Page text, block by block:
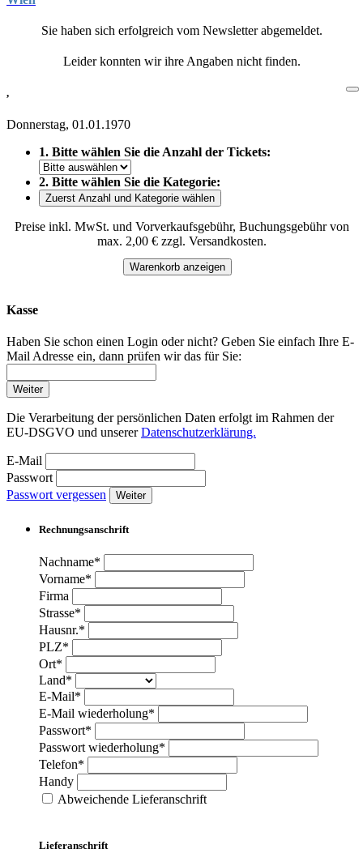
Sie haben sich erfolgreich vom Newsletter abgemeldet.
Leider konnten wir ihre Angaben nicht finden.
,
Donnerstag, 01.01.1970
1. Bitte wählen Sie die Anzahl der Tickets:
2. Bitte wählen Sie die Kategorie:
Zuerst Anzahl und Kategorie wählen
Preise inkl. MwSt. und Vorverkaufsgebühr, Buchungsgebühr von
max. 2,00 € zzgl. Versandkosten.
Warenkorb anzeigen
Kasse
Haben Sie schon einen Login oder nicht? Geben Sie einfach Ihre E-
Mail Adresse ein, dann prüfen wir das für Sie:
Weiter
Die Verarbeitung der persönlichen Daten erfolgt im Rahmen der
EU-DSGVO und unsererDatenschutzerklärung.
E-Mail
Passwort
Passwort vergessen
Weiter
Rechnungsanschrift
Nachname*
Vorname*
Firma
Strasse*
Hausnr.*
PLZ*
Ort*
Land*
E-Mail*
E-Mail wiederholung*
Passwort*
Passwort wiederholung*
Telefon*
Handy
Abweichende Lieferanschrift
Lieferanschrift